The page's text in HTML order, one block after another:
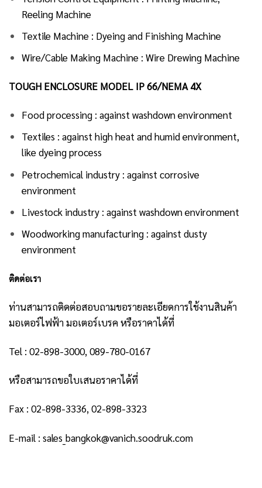
Reeling Machine
Textile Machine : Dyeing and Finishing Machine
Wire/Cable Making Machine : Wire Drewing Machine
TOUGH ENCLOSURE MODEL IP 66/NEMA 4X
Food processing : against washdown environment
Textiles : against high heat and humid environment,
like dyeing process
Petrochemical industry : against corrosive
environment
Livestock industry : against washdown environment
Woodworking manufacturing : against dusty
environment
ติดต่อเรา
ท่านสามารถติดต่อสอบถามขอรายละเอียดการใช้งานสินค้า
มอเตอร์ไฟฟ้า มอเตอร์เบรค หรือราคาได้ที่
Tel : 02-898-3000, 089-780-0167
หรือสามารถขอใบเสนอราคาได้ที่
Fax : 02-898-3336, 02-898-3323
E-mail : sales_bangkok@vanich.soodruk.com